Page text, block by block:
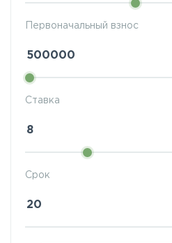
Ставка
Первоначальный взнос
Срок